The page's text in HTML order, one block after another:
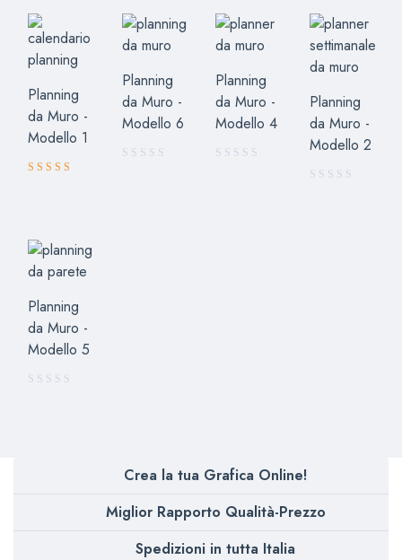
Planning
da Muro -
Modello 1
Planning
da Muro -
Modello 6
Planning
da Muro -
Modello 4
Planning
da Muro -
Modello 2
Planning
da Muro -
Modello 5
Crea la tua Grafica Online!
Miglior Rapporto Qualità-Prezzo
Spedizioni in tutta Italia